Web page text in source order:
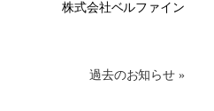
株式会社ベルファイン
過去のお知らせ »